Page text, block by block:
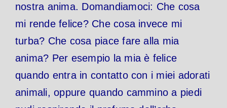
nostra anima. Domandiamoci: Che cosa
mi rende felice? Che cosa invece mi
turba? Che cosa piace fare alla mia
anima? Per esempio la mia è felice
quando entra in contatto con i miei adorati
animali, oppure quando cammino a piedi